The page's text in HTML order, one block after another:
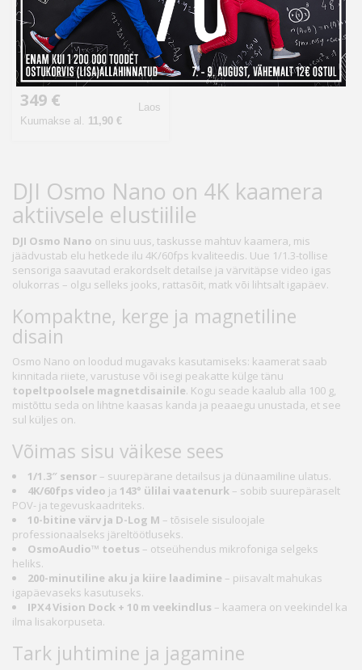
DJI Osmo Nano 128GB
349 €
Kuumakse al. 11,90 €
Laos
DJI Osmo Nano on 4K kaamera
aktiivsele elustiilile
DJI Osmo Nano on sinu uus, taskusse mahtuv kaamera, mis
jäädvustab elu hetkede ilu 4K/60fps kvaliteedis. Uue 1/1.3-tollise
sensoriga saavutad erakordselt detailse ja värvitäpse video igas
olukorras – olgu selleks jooks, rattasõit, matk või lihtsalt igapäev.
Kompaktne, kerge ja magnetiline
disain
Osmo Nano on loodud mugavaks kasutamiseks: kaamerat saab
kinnitada riiete, varustuse või isegi peakatte külge tänu
topeltpoolsele magnetdisainile. Kogu seade kaalub alla 100 g,
mistõttu seda on lihtne kaasas kanda ja peaaegu unustada, et see
sul küljes on.
Võimas sisu väikese sees
1/1.3″ sensor – suurepärane detailsus ja dünaamiline ulatus.
4K/60fps video ja 143° ülilai vaatenurk – sobib suurepäraselt
POV- ja tegevuskaadriteks.
10-bitine värv ja D-Log M – tõsisele sisuloojale
professionaalseks järeltöötluseks.
OsmoAudio™ toetus – otseühendus mikrofoniga selgeks
heliks.
200-minutiline aku ja kiire laadimine – piisavalt mahukas
igapäevaseks kasutuseks.
IPX4 Vision Dock + 10 m veekindlus – kaamera on veekindel ka
ilma lisakorpuseta.
Tark juhtimine ja jagamine